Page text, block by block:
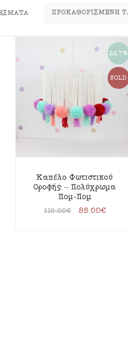
22.7%
SOLD
Καπέλο Φωτιστικού
Οροφής – Πολύχρωμα
Πομ-Πομ
110.00€ 85.00€